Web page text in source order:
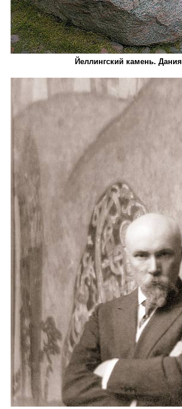
Йеллингский камень. Дания